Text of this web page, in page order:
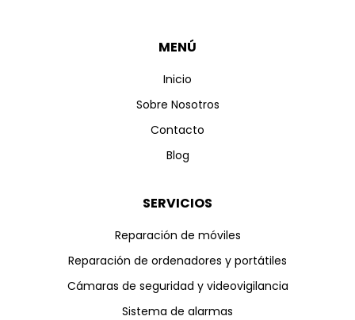
MENÚ
Inicio
Sobre Nosotros
Contacto
Blog
SERVICIOS
Reparación de móviles
Reparación de ordenadores y portátiles
Cámaras de seguridad y videovigilancia
Sistema de alarmas